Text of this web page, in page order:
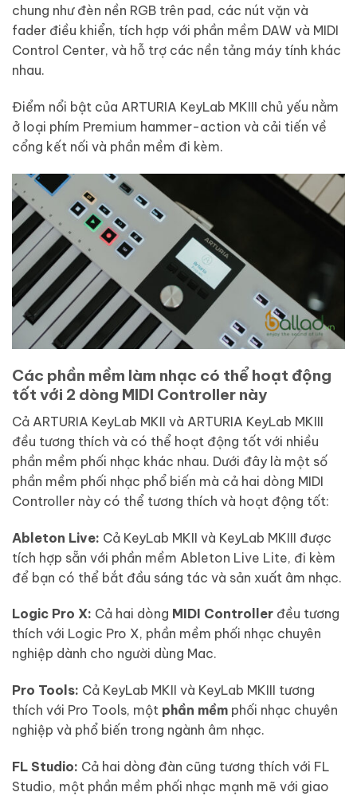
chung như đèn nền RGB trên pad, các nút vặn và
fader điều khiển, tích hợp với phần mềm DAW và MIDI
Control Center, và hỗ trợ các nền tảng máy tính khác
nhau.
Điểm nổi bật của ARTURIA KeyLab MKIII chủ yếu nằm
ở loại phím Premium hammer-action và cải tiến về
cổng kết nối và phần mềm đi kèm.
Các phần mềm làm nhạc có thể hoạt động
tốt với 2 dòng MIDI Controller này
Cả ARTURIA KeyLab MKII và ARTURIA KeyLab MKIII
đều tương thích và có thể hoạt động tốt với nhiều
phần mềm phối nhạc khác nhau. Dưới đây là một số
phần mềm phối nhạc phổ biến mà cả hai dòng MIDI
Controller này có thể tương thích và hoạt động tốt:
Ableton Live: Cả KeyLab MKII và KeyLab MKIII được
tích hợp sẵn với phần mềm Ableton Live Lite, đi kèm
để bạn có thể bắt đầu sáng tác và sản xuất âm nhạc.
Logic Pro X: Cả hai dòng MIDI Controller đều tương
thích với Logic Pro X, phần mềm phối nhạc chuyên
nghiệp dành cho người dùng Mac.
Pro Tools: Cả KeyLab MKII và KeyLab MKIII tương
thích với Pro Tools, một phần mềm phối nhạc chuyên
nghiệp và phổ biến trong ngành âm nhạc.
FL Studio: Cả hai dòng đàn cũng tương thích với FL
Studio, một phần mềm phối nhạc mạnh mẽ với giao